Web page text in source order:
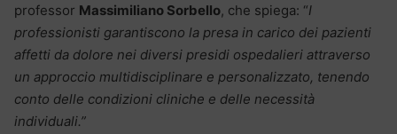
professor Massimiliano Sorbello, che spiega: “I
professionisti garantiscono la presa in carico dei pazienti
affetti da dolore nei diversi presidi ospedalieri attraverso
un approccio multidisciplinare e personalizzato, tenendo
conto delle condizioni cliniche e delle necessità
individuali.”